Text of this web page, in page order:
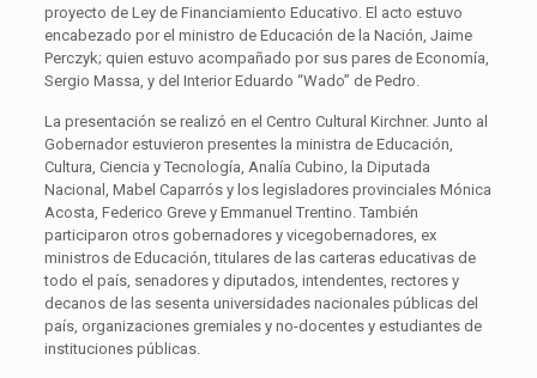
proyecto de Ley de Financiamiento Educativo. El acto estuvo
encabezado por el ministro de Educación de la Nación, Jaime
Perczyk; quien estuvo acompañado por sus pares de Economía,
Sergio Massa, y del Interior Eduardo “Wado” de Pedro.
La presentación se realizó en el Centro Cultural Kirchner. Junto al
Gobernador estuvieron presentes la ministra de Educación,
Cultura, Ciencia y Tecnología, Analía Cubino, la Diputada
Nacional, Mabel Caparrós y los legisladores provinciales Mónica
Acosta, Federico Greve y Emmanuel Trentino. También
participaron otros gobernadores y vicegobernadores, ex
ministros de Educación, titulares de las carteras educativas de
todo el país, senadores y diputados, intendentes, rectores y
decanos de las sesenta universidades nacionales públicas del
país, organizaciones gremiales y no-docentes y estudiantes de
instituciones públicas.